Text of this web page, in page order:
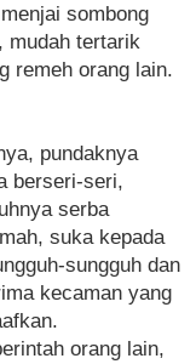
sombong
mudah tertarik
remeh orang lain.
pundaknya
berseri-seri,
serba
suka kepada
sungguh dan
kecaman yang
orang lain,